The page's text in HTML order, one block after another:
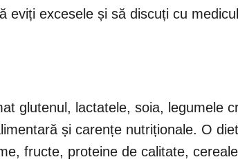
eviți excesele și să discuți cu
glutenul, lactatele, soia, legumele
și carențe nutriționale. O
fructe, proteine de calitate,